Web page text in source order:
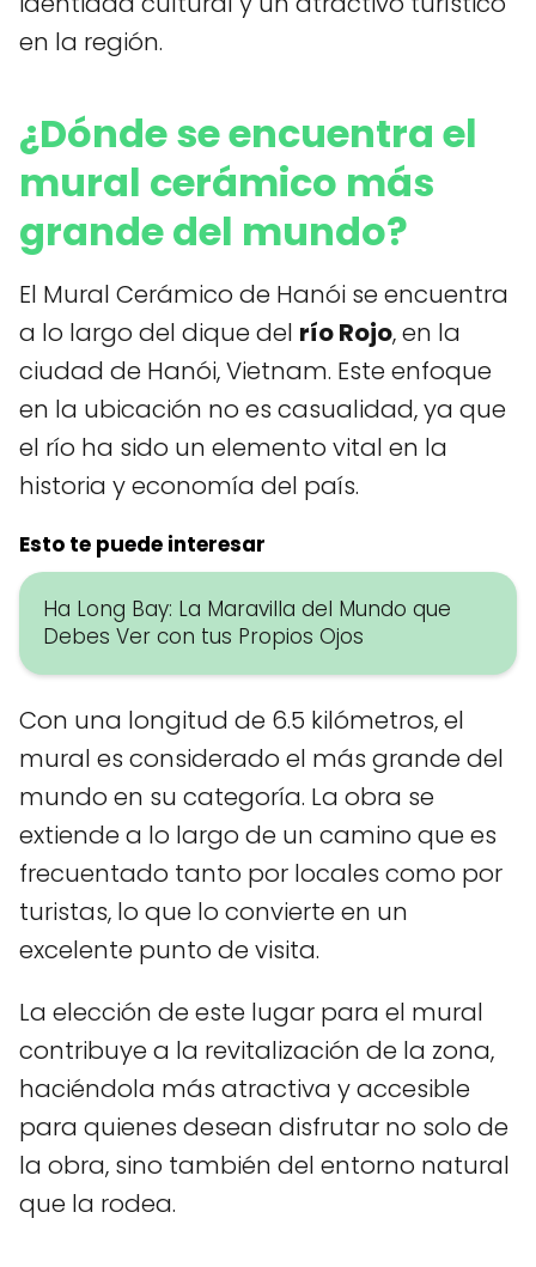
en la región.
¿Dónde se encuentra el
mural cerámico más
grande del mundo?
El Mural Cerámico de Hanói se encuentra
a lo largo del dique del río Rojo, en la
ciudad de Hanói, Vietnam. Este enfoque
en la ubicación no es casualidad, ya que
el río ha sido un elemento vital en la
historia y economía del país.
Esto te puede interesar
Ha Long Bay: La Maravilla del Mundo que
Debes Ver con tus Propios Ojos
Con una longitud de 6.5 kilómetros, el
mural es considerado el más grande del
mundo en su categoría. La obra se
extiende a lo largo de un camino que es
frecuentado tanto por locales como por
turistas, lo que lo convierte en un
excelente punto de visita.
La elección de este lugar para el mural
contribuye a la revitalización de la zona,
haciéndola más atractiva y accesible
para quienes desean disfrutar no solo de
la obra, sino también del entorno natural
que la rodea.